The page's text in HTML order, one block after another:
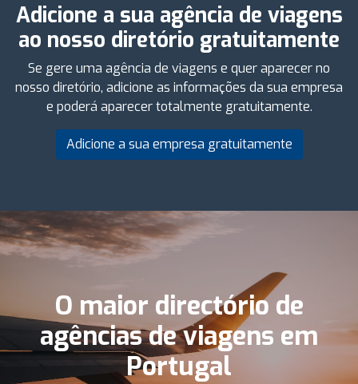
Adicione a sua agência de viagens
ao nosso diretório gratuitamente
Se gere uma agência de viagens e quer aparecer no
nosso diretório, adicione as informações da sua empresa
e poderá aparecer totalmente gratuitamente.
Adicione a sua empresa gratuitamente
O maior directório de
agências de viagens em
Portugal